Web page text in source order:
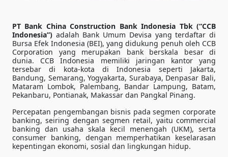
PT Bank China Construction Bank Indonesia Tbk (“CCB
Indonesia”) adalah Bank Umum Devisa yang terdaftar di
Bursa Efek Indonesia (BEI), yang didukung penuh oleh CCB
Corporation yang merupakan bank berskala besar di
dunia. CCB Indonesia memiliki jaringan kantor yang
tersebar di kota-kota di Indonesia seperti Jakarta,
Bandung, Semarang, Yogyakarta, Surabaya, Denpasar Bali,
Mataram Lombok, Palembang, Bandar Lampung, Batam,
Pekanbaru, Pontianak, Makassar dan Pangkal Pinang.
Percepatan pengembangan bisnis pada segmen corporate
banking, seiring dengan segmen retail, yaitu commercial
banking dan usaha skala kecil menengah (UKM), serta
consumer banking, dengan memperhatikan keselarasan
kepentingan ekonomi, sosial dan lingkungan hidup.